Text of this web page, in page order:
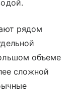
рядом
объеме
сложной